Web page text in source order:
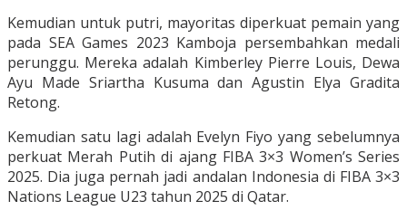
Kemudian untuk putri, mayoritas diperkuat pemain yang
pada SEA Games 2023 Kamboja persembahkan medali
perunggu. Mereka adalah Kimberley Pierre Louis, Dewa
Ayu Made Sriartha Kusuma dan Agustin Elya Gradita
Retong.
Kemudian satu lagi adalah Evelyn Fiyo yang sebelumnya
perkuat Merah Putih di ajang FIBA 3×3 Women’s Series
2025. Dia juga pernah jadi andalan Indonesia di FIBA 3×3
Nations League U23 tahun 2025 di Qatar.